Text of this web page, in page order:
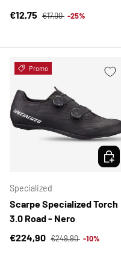
Prezzo di vendita
€12,75 Prezzo normale
€17,00 -25%
Promo
Specialized
Scarpe Specialized Torch
3.0 Road - Nero
Prezzo di vendita
€224,90 Prezzo normale
€249,90 -10%